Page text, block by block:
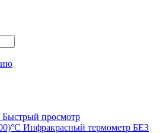
Быстрый просмотр
Инфракрасный термометр БЕЗ